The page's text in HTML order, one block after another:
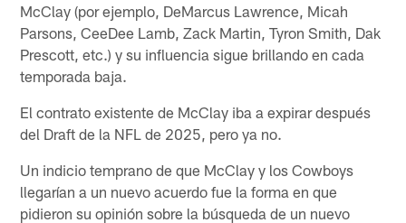
McClay (por ejemplo, DeMarcus Lawrence, Micah
Parsons, CeeDee Lamb, Zack Martin, Tyron Smith, Dak
Prescott, etc.) y su influencia sigue brillando en cada
temporada baja.
El contrato existente de McClay iba a expirar después
del Draft de la NFL de 2025, pero ya no.
Un indicio temprano de que McClay y los Cowboys
llegarían a un nuevo acuerdo fue la forma en que
pidieron su opinión sobre la búsqueda de un nuevo